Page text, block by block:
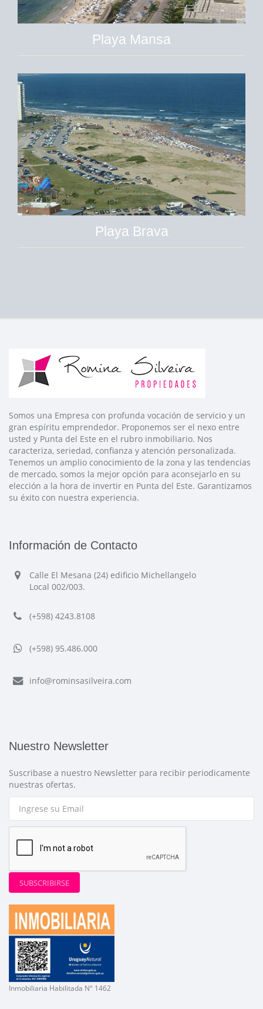
Playa Mansa
Playa Brava
Somos una Empresa con profunda vocación de servicio y un
gran espíritu emprendedor. Proponemos ser el nexo entre
usted y Punta del Este en el rubro inmobiliario. Nos
caracteriza, seriedad, confianza y atención personalizada.
Tenemos un amplio conocimiento de la zona y las tendencias
de mercado, somos la mejor opción para aconsejarlo en su
elección a la hora de invertir en Punta del Este. Garantizamos
su éxito con nuestra experiencia.
Información de Contacto
Calle El Mesana (24) edificio Michellangelo
Local 002/003.
(+598) 4243.8108
(+598) 95.486.000
info@rominsasilveira.com
Nuestro Newsletter
Suscribase a nuestro Newsletter para recibir periodicamente
nuestras ofertas.
SUBSCRIBIRSE
Inmobiliaria Habilitada N° 1462